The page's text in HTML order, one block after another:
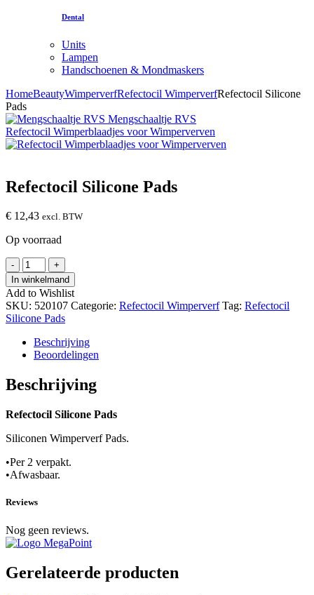
Dental
Units
Lampen
Handschoenen & Mondmaskers
HomeBeautyWimperverfRefectocil WimperverfRefectocil Silicone
Pads
Mengschaaltje RVS
Refectocil Wimperblaadjes voor Wimperverven
Refectocil Silicone Pads
€ 12,43 excl. BTW
Op voorraad
-
Refectocil
Silicone
Pads
hoeveelheid
+
In winkelmand
Add to Wishlist
SKU: 520107 Categorie: Refectocil Wimperverf Tag: Refectocil
Silicone Pads
Beschrijving
Beoordelingen
Beschrijving
Refectocil Silicone Pads
Siliconen Wimperverf Pads.
•Per 2 verpakt.
•Afwasbaar.
Reviews
Nog geen reviews.
Gerelateerde producten